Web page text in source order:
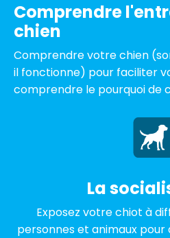
Comprendre
chien
Comprendre votre chien
il fonctionne) pour faciliter
comprendre le pourquoi de
La
Exposez votre chiot à
personnes et animaux pour